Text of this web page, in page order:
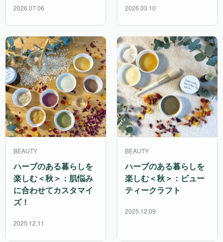
2026.07.06 2026.03.10
BEAUTY
ハーブのある暮らしを
楽しむ＜秋＞：肌悩み
に合わせてカスタマイ
ズ！
2025.12.11
BEAUTY
ハーブのある暮らしを
楽しむ＜秋＞：ビュー
ティークラフト
2025.12.09